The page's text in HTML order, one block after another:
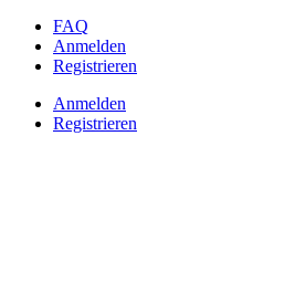
FAQ
Anmelden
Registrieren
Anmelden
Registrieren